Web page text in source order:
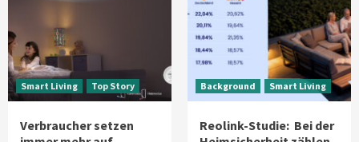
Smart Living Top Story
Verbraucher setzen
Background Smart Living
Reolink-Studie: Bei der